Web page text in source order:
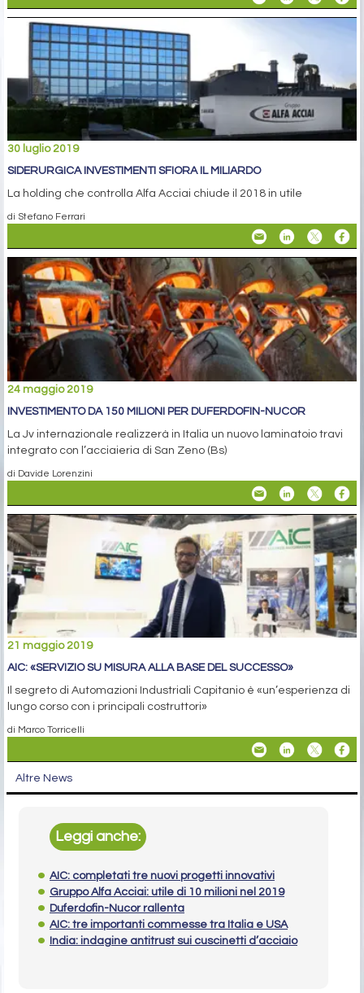
30 luglio 2019
SIDERURGICA INVESTIMENTI SFIORA IL MILIARDO
La holding che controlla Alfa Acciai chiude il 2018 in utile
di Stefano Ferrari
24 maggio 2019
INVESTIMENTO DA 150 MILIONI PER DUFERDOFIN-NUCOR
La Jv internazionale realizzerà in Italia un nuovo laminatoio travi
integrato con l’acciaieria di San Zeno (Bs)
di Davide Lorenzini
21 maggio 2019
AIC: «SERVIZIO SU MISURA ALLA BASE DEL SUCCESSO»
Il segreto di Automazioni Industriali Capitanio è «un’esperienza di
lungo corso con i principali costruttori»
di Marco Torricelli
Altre News
Leggi anche:
AIC: completati tre nuovi progetti innovativi
Gruppo Alfa Acciai: utile di 10 milioni nel 2019
Duferdofin-Nucor rallenta
AIC: tre importanti commesse tra Italia e USA
India: indagine antitrust sui cuscinetti d’acciaio